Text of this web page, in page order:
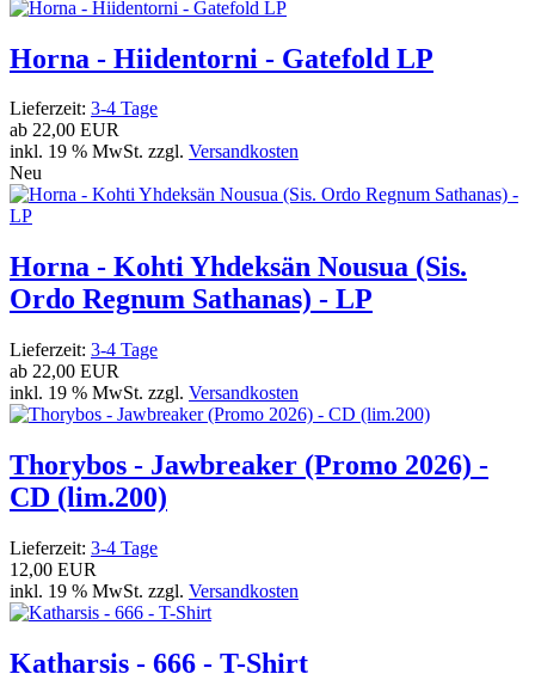
Horna - Hiidentorni - Gatefold LP
Lieferzeit: 3-4 Tage
ab 22,00 EUR
inkl. 19 % MwSt. zzgl. Versandkosten
Neu
Horna - Kohti Yhdeksän Nousua (Sis.
Ordo Regnum Sathanas) - LP
Lieferzeit: 3-4 Tage
ab 22,00 EUR
inkl. 19 % MwSt. zzgl. Versandkosten
Thorybos - Jawbreaker (Promo 2026) -
CD (lim.200)
Lieferzeit: 3-4 Tage
12,00 EUR
inkl. 19 % MwSt. zzgl. Versandkosten
Katharsis - 666 - T-Shirt